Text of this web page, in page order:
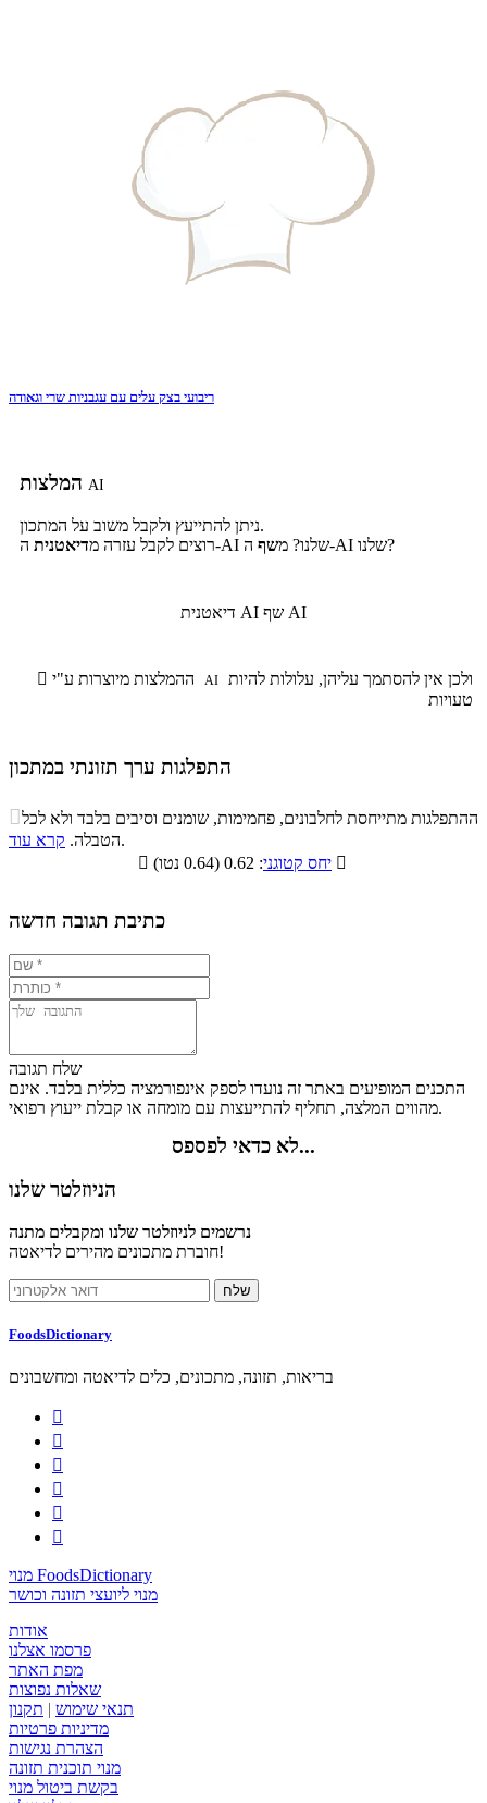
ריבועי בצק עלים עם עגבניות שרי וגאודה
AI
ניתן להתייעץ ולקבל משוב על המתכון.
רוצים לקבל עזרה מדיאטנית ה-AI שלנו? משף ה-AI שלנו?
דיאטנית AI שף AI
 AI
טעויות
התפלגות ערך תזונתי במתכון
התפלגות ערך תזונתי במתכון
סיבים
תזונתיים
שומנים חלבונים
16.6% 44.3%
ההתפלגות מתייחסת לחלבונים, פחמימות, שומנים וסיבים בלבד ולא לכל
הטבלה. קרא עוד
.

יחס קטוגני 
כתיבת תגובה חדשה
שלח תגובה
התכנים המופיעים באתר זה נועדו לספק אינפורמציה כללית בלבד. אינם
מהווים המלצה, תחליף להתייעצות עם מומחה או קבלת ייעוץ רפואי.
לא כדאי לפספס...
הניוזלטר שלנו
נרשמים לניוזלטר שלנו ומקבלים מתנה
חוברת מתכונים מהירים לדיאטה!
FoodsDictionary
בריאות, תזונה, מתכונים, כלים לדיאטה ומחשבונים






מנוי FoodsDictionary
מנוי ליועצי תזונה וכושר
אודות
פרסמו אצלנו
מפת האתר
שאלות נפוצות
תנאי שימוש | תקנון
מדיניות פרטיות
הצהרת נגישות
מנוי תוכנית תזונה
בקשת ביטול מנוי